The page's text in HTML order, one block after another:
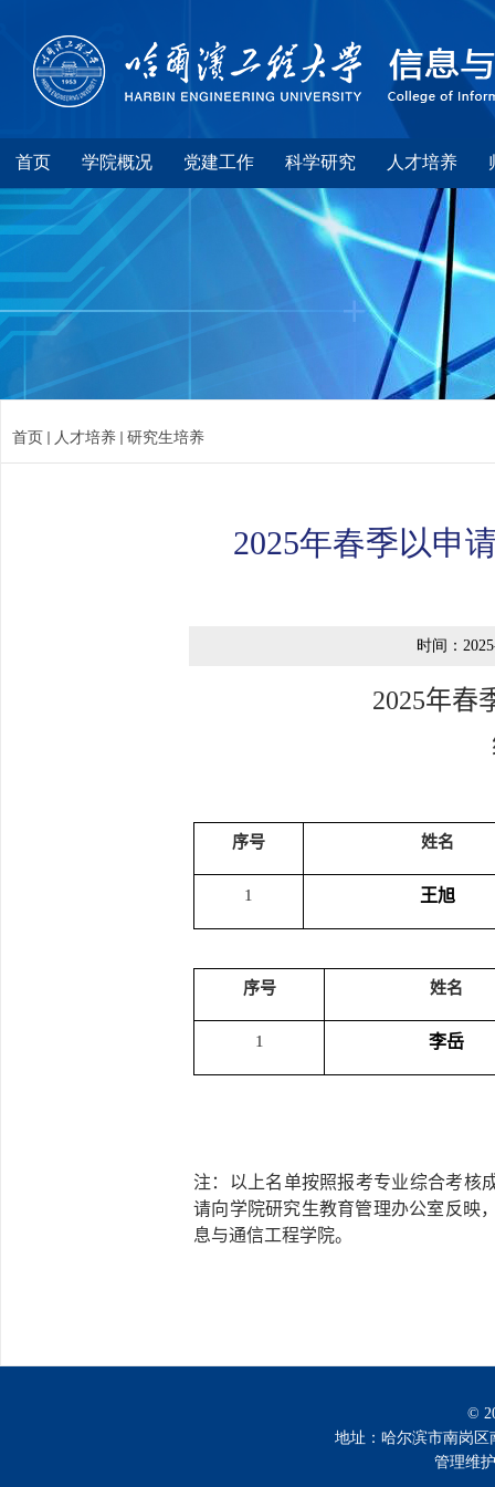
首页 学院概况 党建工作 科学研究 人才培养
首页 人才培养 研究生培养
2025年春季以申
时间：
2025年春
序号 姓名
1 王旭
序号 姓名
1 李岳
注：以上名单按照报考专业综合考核
请向学院研究生教育管理办公室反映
息与通信工程学院。
©
地址：哈尔滨市南岗区
管理维